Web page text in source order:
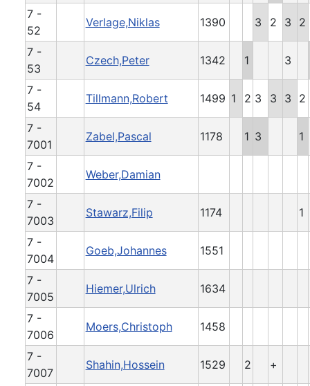
7 -
52
Verlage,Niklas 1390 3 2 3 2
7 -
53
Czech,Peter 1342 1 3
7 -
54
Tillmann,Robert 1499 1 2 3 3 3 2
7 -
7001
Zabel,Pascal 1178 1 3 1
7 -
7002
Weber,Damian
7 -
7003
Stawarz,Filip 1174 1
7 -
7004
Goeb,Johannes 1551
7 -
7005
Hiemer,Ulrich 1634
7 -
7006
Moers,Christoph 1458
7 -
7007
Shahin,Hossein 1529 2 +